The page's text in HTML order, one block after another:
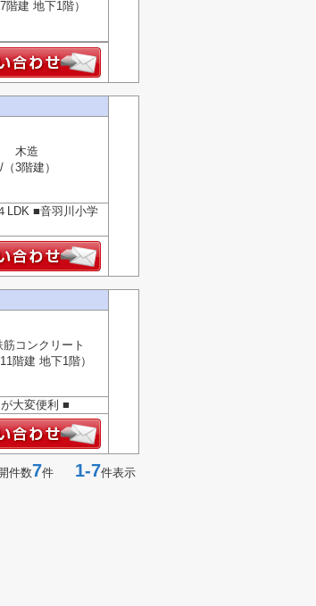
階建 地下1階）
木造
（3階建）
LDK ■音羽川小学
筋コンクリート
階建 地下1階）
大変便利 ■
件数7件 1-7件表示